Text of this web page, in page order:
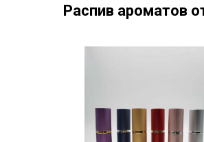
Распив ароматов